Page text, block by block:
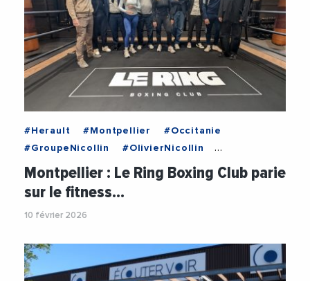
#Herault #Montpellier
#Occitanie
#GroupeNicollin
#OlivierNicollin
#PreventionSante
#Sante
#Sport
#VieDesEntreprises
Montpellier : Le Ring Boxing Club parie
sur le fitness…
10 février 2026